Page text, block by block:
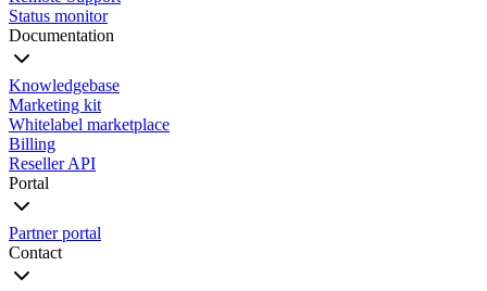
Status monitor
Documentation
Knowledgebase
Marketing kit
Whitelabel marketplace
Billing
Reseller API
Portal
Partner portal
Contact